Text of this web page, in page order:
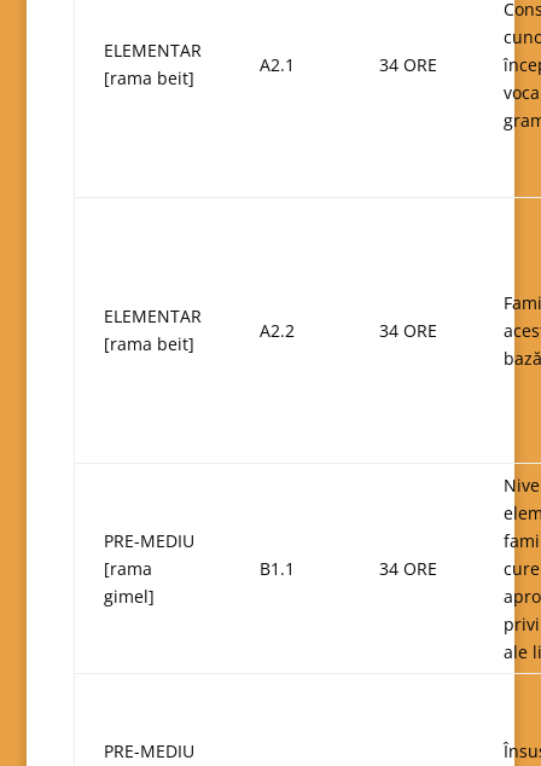
ELEMENTAR
[rama beit]
A2.1 34 ORE
ELEMENTAR
[rama beit]
A2.2 34 ORE
PRE-MEDIU
[rama
gimel]
B1.1 34 ORE
ale
PRE-MEDIU